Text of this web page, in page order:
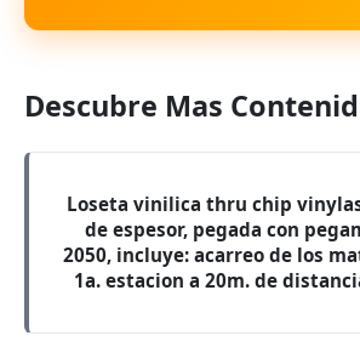
Descubre Mas
Loseta vinilica thru chip
de espesor, pegada con
2050, incluye: acarreo de los
1a. estacion a 20m. de